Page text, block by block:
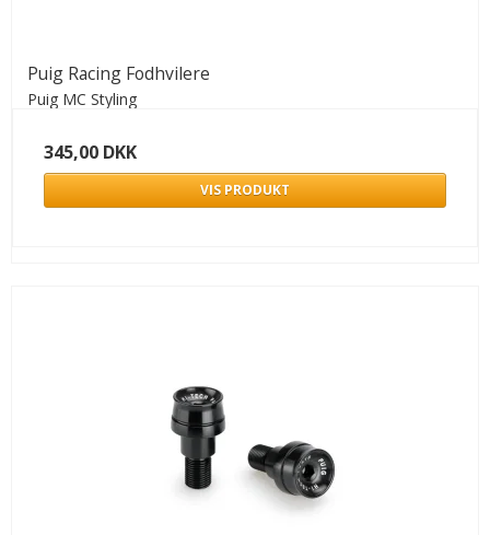
Puig Racing Fodhvilere
Puig MC Styling
345,00 DKK
VIS PRODUKT